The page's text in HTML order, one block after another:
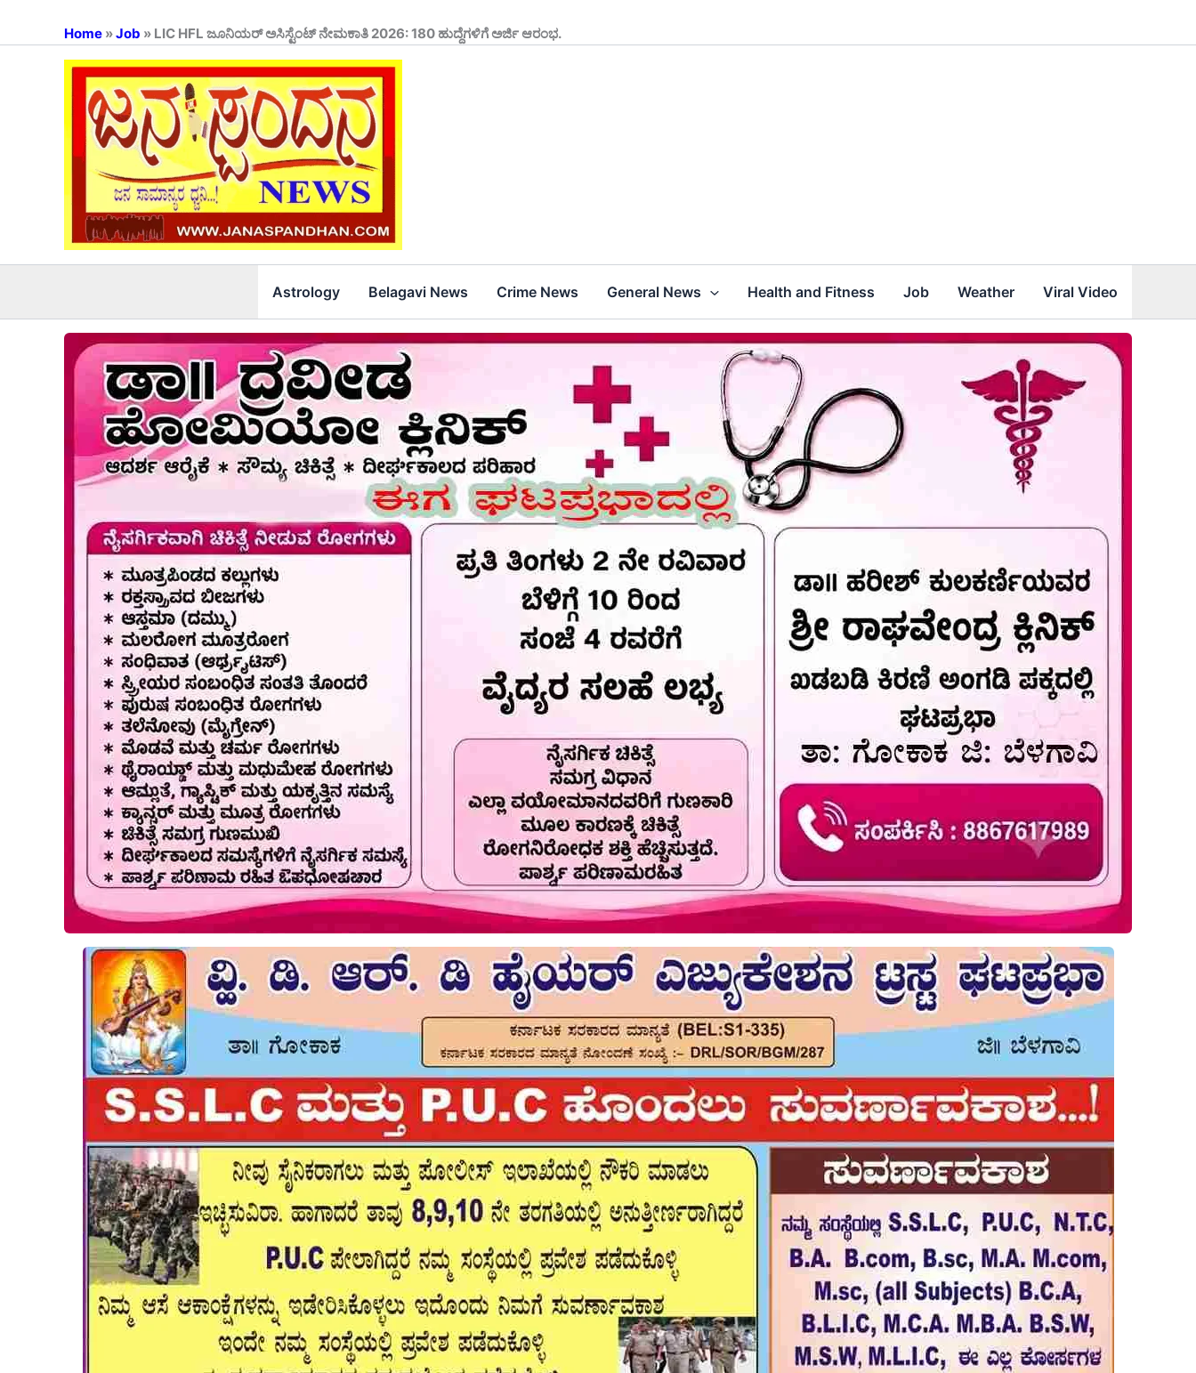
Home »Job » LIC HFL ಜೂನಿಯರ್ ಅಸಿಸ್ಟೆಂಟ್ ನೇಮಕಾತಿ 2026: 180 ಹುದ್ದೆಗಳಿಗೆ ಅರ್ಜಿ ಆರಂಭ.
Astrology Belagavi News Crime News General News Health and Fitness Job Weather Viral Video